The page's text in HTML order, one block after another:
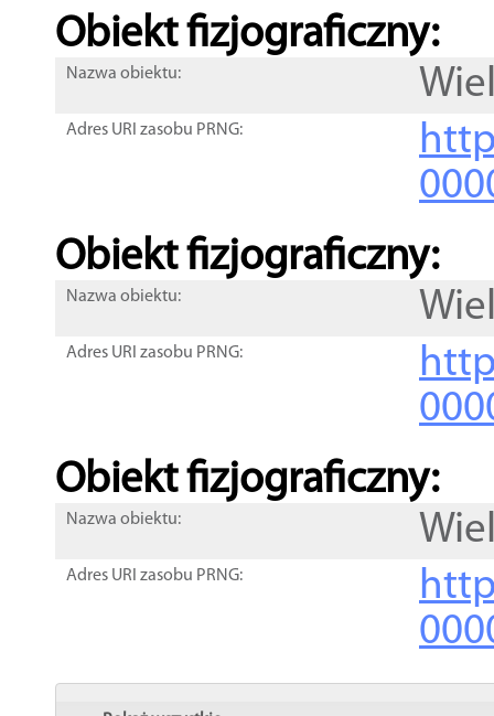
Obiekt fizjograficzny:
Nazwa obiektu:
Adres URI zasobu PRNG:
Obiekt fizjograficzny:
Nazwa obiektu:
Adres URI zasobu PRNG:
Obiekt fizjograficzny:
Nazwa obiektu:
Adres URI zasobu PRNG: